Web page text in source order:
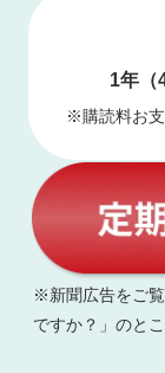
1年（
※購読料お支
※新聞広告をご
ですか？」のと